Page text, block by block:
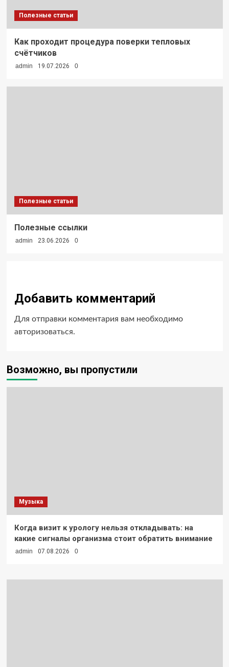
Полезные статьи
Как проходит процедура поверки тепловых
счётчиков
admin 19.07.2026 0
Полезные статьи
Полезные ссылки
admin 23.06.2026 0
Добавить комментарий
Для отправки комментария вам необходимо
авторизоваться.
Возможно, вы пропустили
Музыка
Когда визит к урологу нельзя откладывать: на
какие сигналы организма стоит обратить внимание
admin 07.08.2026 0